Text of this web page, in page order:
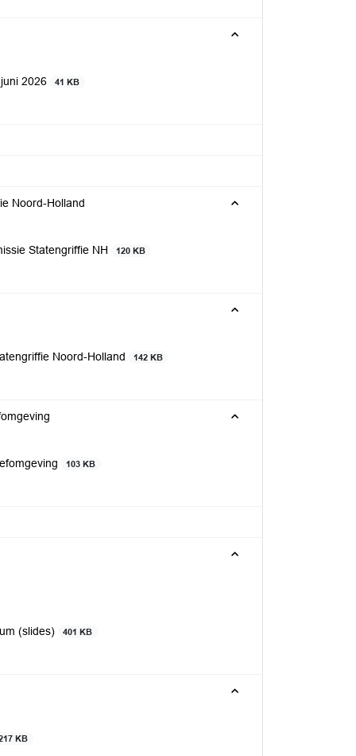
2026 41 KB
Noord-Holland
Statengriffie NH 120 KB
Noord-Holland 142 KB
103 KB
(slides) 401 KB
KB